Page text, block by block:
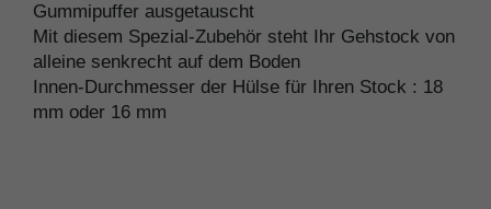
Gummipuffer ausgetauscht
Mit diesem Spezial-Zubehör steht Ihr Gehstock von
alleine senkrecht auf dem Boden
Innen-Durchmesser der Hülse für Ihren Stock : 18
mm oder 16 mm